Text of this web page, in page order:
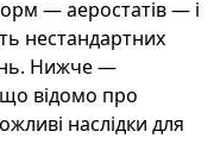
— аеростатів — і
нестандартних
Нижче —
відомо про
наслідки для